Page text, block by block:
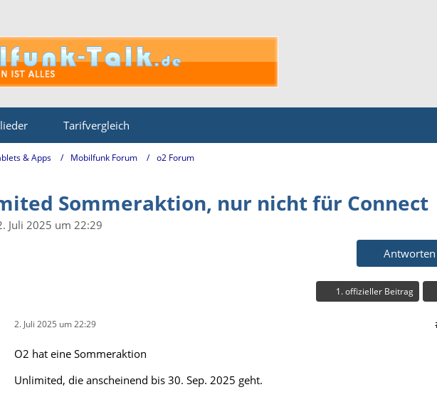
Tarifvergleich
& Apps Mobilfunk Forum o2 Forum
Sommeraktion, nur nicht für Connect
Juli 2025 um 22:29
Antworten
1. offizieller Beitrag
2. Juli 2025 um 22:29
O2 hat eine Sommeraktion
Unlimited, die anscheinend bis 30. Sep. 2025 geht.